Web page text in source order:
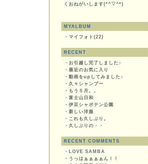
くおねがいします(*^▽^*)
MYALBUM
・ マイフォト(22)
RECENT
・ お引越し完了しました♪
・ 最近のお気に入り
・ 動画をupしてみました♪
・ 久々シャンプー
・ もう５月。。
・ 富士山日和
・ 伊豆シャボテン公園
・ 新しい洋服
・ これも久しぶり。
・ 久しぶりの・・
RECENT COMMENTS
・ LOVE SAMBA
・ うっはぁぁぁぁん！！